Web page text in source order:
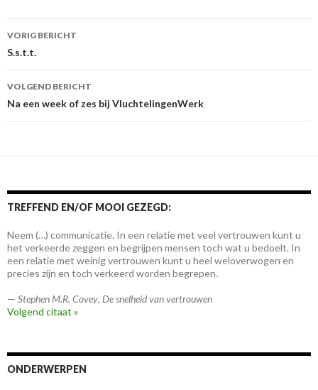
Berichtnavigatie
VORIG BERICHT
S.s.t.t.
VOLGEND BERICHT
Na een week of zes bij VluchtelingenWerk
TREFFEND EN/OF MOOI GEZEGD:
Neem (…) communicatie. In een relatie met veel vertrouwen kunt u
het verkeerde zeggen en begrijpen mensen toch wat u bedoelt. In
een relatie met weinig vertrouwen kunt u heel weloverwogen en
precies zijn en toch verkeerd worden begrepen.
— Stephen M.R. Covey, De snelheid van vertrouwen
Volgend citaat »
ONDERWERPEN